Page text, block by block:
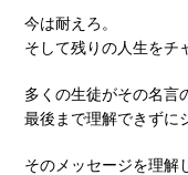
今は耐えろ。
そして残りの人生をチ
多くの生徒がその名言
最後まで理解できずに
そのメッセージを理解